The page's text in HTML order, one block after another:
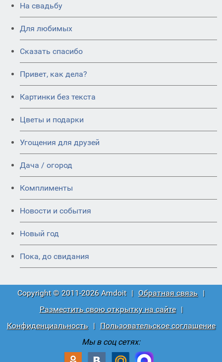
На свадьбу
Для любимых
Сказать спасибо
Привет, как дела?
Картинки без текста
Цветы и подарки
Угощения для друзей
Дача / огород
Комплименты
Новости и события
Новый год
Пока, до свидания
Copyright © 2011-2026 Amdoit | Обратная связь |
Разместить свою открытку на сайте
|
Конфиденциальность
|
Пользовательское соглашение
Мы в соц сетях: